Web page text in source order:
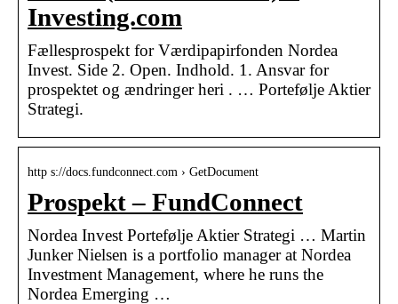
Investing.com
Fællesprospekt for Værdipapirfonden Nordea
Invest. Side 2. Open. Indhold. 1. Ansvar for
prospektet og ændringer heri . … Portefølje Aktier
Strategi.
http s://docs.fundconnect.com › GetDocument
Prospekt – FundConnect
Nordea Invest Portefølje Aktier Strategi … Martin
Junker Nielsen is a portfolio manager at Nordea
Investment Management, where he runs the
Nordea Emerging …